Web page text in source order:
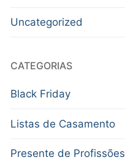
Uncategorized
CATEGORIAS
Black Friday
Listas de Casamento
Presente de Profissões